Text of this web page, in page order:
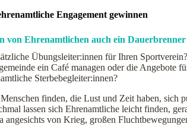
Engagement gewinnen
von Ehrenamtlichen auch ein
Übungsleiter:innen für Ihren
ein Café managen oder die Angebote
Sterbebegleiter:innen?
finden, die Lust und Zeit haben,
lassen sich Ehrenamtliche leicht finden,
angesichts von Krieg, großen